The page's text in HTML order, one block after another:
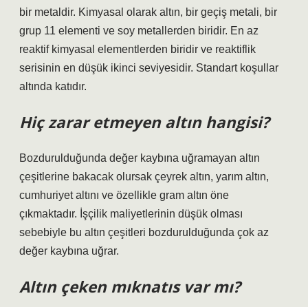
bir metaldir. Kimyasal olarak altın, bir geçiş metali, bir
grup 11 elementi ve soy metallerden biridir. En az
reaktif kimyasal elementlerden biridir ve reaktiflik
serisinin en düşük ikinci seviyesidir. Standart koşullar
altında katıdır.
Hiç zarar etmeyen altın hangisi?
Bozdurulduğunda değer kaybına uğramayan altın
çeşitlerine bakacak olursak çeyrek altın, yarım altın,
cumhuriyet altını ve özellikle gram altın öne
çıkmaktadır. İşçilik maliyetlerinin düşük olması
sebebiyle bu altın çeşitleri bozdurulduğunda çok az
değer kaybına uğrar.
Altın çeken mıknatıs var mı?